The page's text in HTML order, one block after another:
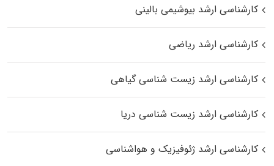
کارشناسی ارشد بیوشیمی بالینی
کارشناسی ارشد ریاضی
کارشناسی ارشد زیست‌ شناسی گیاهی
کارشناسی ارشد زیست‌ شناسی دریا
کارشناسی ارشد ژئوفیزیک و هواشناسی